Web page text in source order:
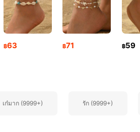
฿63 ฿71 ฿59
เก๋มาก (9999+) รัก (9999+)